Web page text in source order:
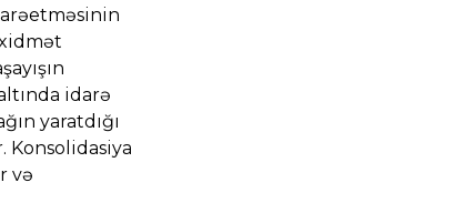
idarə
yaratdığı
Konsolidasiya
və